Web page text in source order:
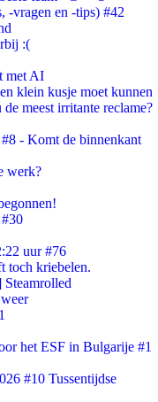
-vragen en -tips) #42
:(
met AI
klein kusje moet kunnen
meest irritante reclame?
- Komt de binnenkant
werk?
uur #76
toch kriebelen.
het ESF in Bulgarije #1
#10 Tussentijdse